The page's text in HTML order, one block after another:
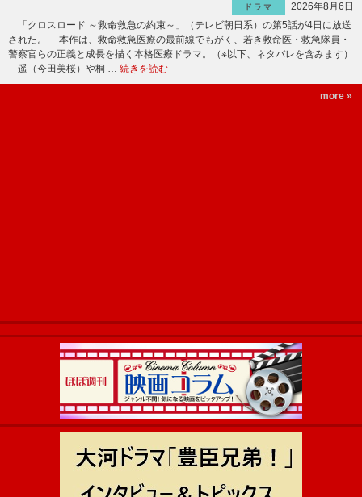
ドラマ
2026年8月6日
「クロスロード ～救命救急の約束～」（テレビ朝日系）の第5話が4日に放送
された。 本作は、救命救急医療の最前線でもがく、若き救命医・救急隊員・
警察官らの正義と成長を描く本格医療ドラマ。（※以下、ネタバレを含みます）
遥（今田美桜）や桐 … 続きを読む
more »